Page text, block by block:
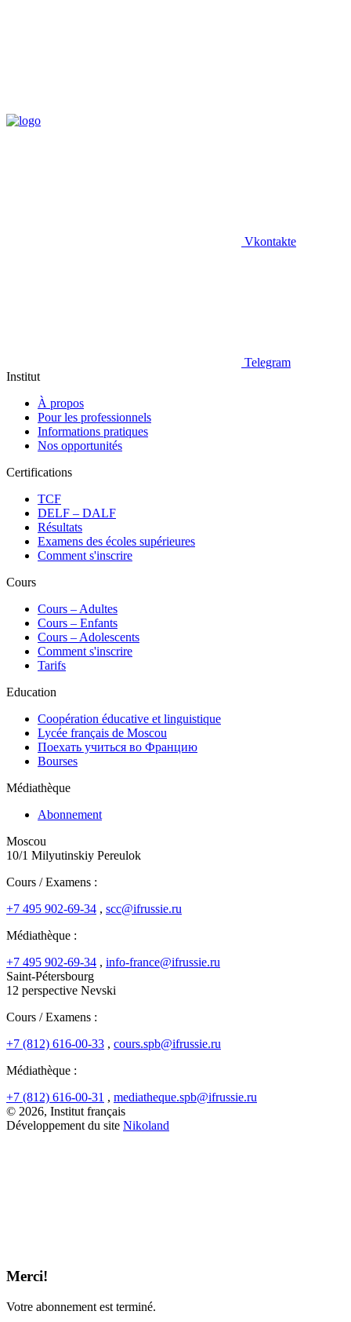
Vkontakte
Telegram
Institut
À propos
Pour les professionnels
Informations pratiques
Nos opportunités
Certifications
TCF
DELF – DALF
Résultats
Examens des écoles supérieures
Comment s'inscrire
Cours
Сours – Adultes
Cours – Enfants
Cours – Adolescents
Comment s'inscrire
Tarifs
Education
Coopération éducative et linguistique
Lycée français de Moscou
Поехать учиться во Францию
Bourses
Médiathèque
Abonnement
Moscou
10/1 Milyutinskiy Pereulok
Cours / Examens :
+7 495 902-69-34 , scc@ifrussie.ru
Médiathèque :
+7 495 902-69-34 , info-france@ifrussie.ru
Saint-Pétersbourg
12 perspective Nevski
Cours / Examens :
+7 (812) 616-00-33 , cours.spb@ifrussie.ru
Médiathèque :
+7 (812) 616-00-31 , mediatheque.spb@ifrussie.ru
© 2026, Institut français
Développement du site Nikoland
Merci!
Votre abonnement est terminé.